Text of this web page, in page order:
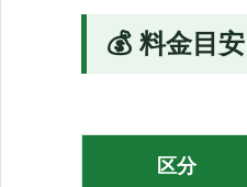
💰 料金目安
区分